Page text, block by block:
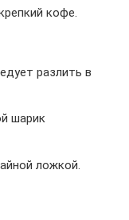
кофе.
разлить в
шарик
ложкой.